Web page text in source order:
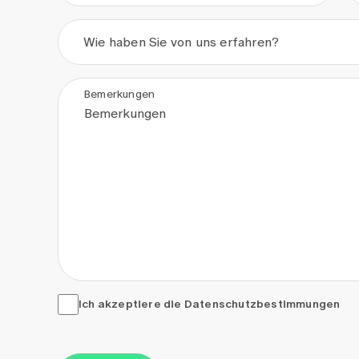
Wie haben Sie von uns erfahren?
Bemerkungen
Ich akzeptiere die <a href="/de/
Ich akzeptiere die Datenschutzbestimmungen